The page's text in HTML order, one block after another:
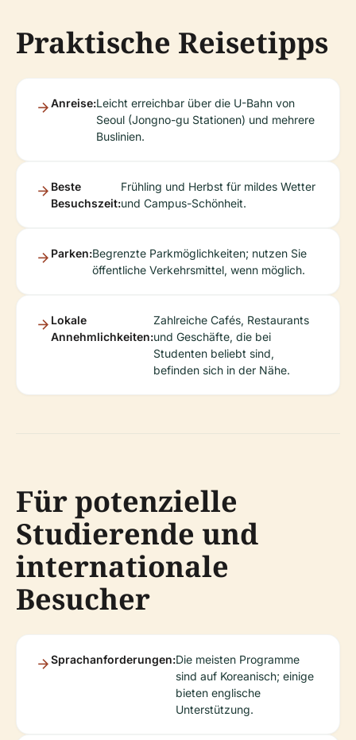
Praktische Reisetipps
Anreise:Leicht erreichbar über die U-Bahn von
Seoul (Jongno-gu Stationen) und mehrere
Buslinien.
Beste
Besuchszeit:
Frühling und Herbst für mildes Wetter
und Campus-Schönheit.
Parken:Begrenzte Parkmöglichkeiten; nutzen Sie
öffentliche Verkehrsmittel, wenn möglich.
Lokale
Annehmlichkeiten:
Zahlreiche Cafés, Restaurants
und Geschäfte, die bei
Studenten beliebt sind,
befinden sich in der Nähe.
Für potenzielle
Studierende und
internationale
Besucher
Sprachanforderungen:Die meisten Programme
sind auf Koreanisch; einige
bieten englische
Unterstützung.